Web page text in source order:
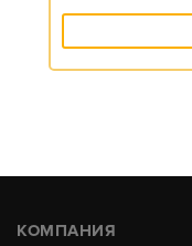
КОМПАНИЯ